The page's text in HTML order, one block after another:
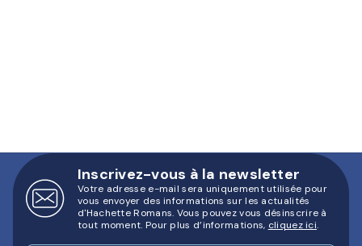
Inscrivez-vous à la newsletter
Votre adresse e-mail sera uniquement utilisée pour
vous envoyer des informations sur les actualités
d'Hachette Romans. Vous pouvez vous désinscrire à
tout moment. Pour plus d’informations, cliquez ici.